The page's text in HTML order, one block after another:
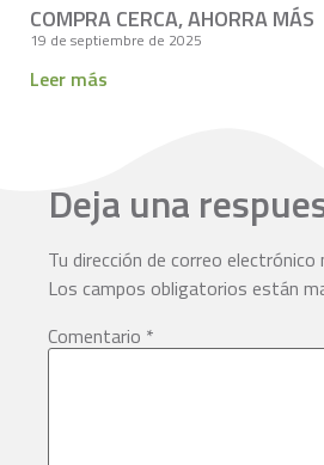
COMPRA CERCA, AHORRA MÁS
19 de septiembre de 2025
Leer más
Deja una
Tu dirección de correo electrónico
Los campos obligatorios están
Comentario *